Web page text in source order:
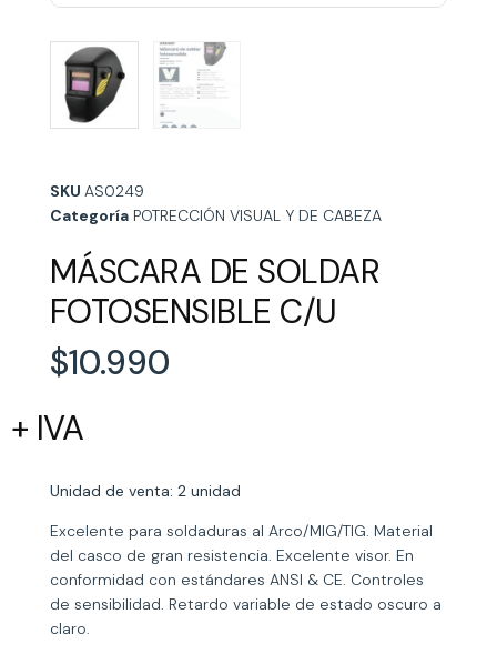
SKU AS0249
Categoría POTRECCIÓN VISUAL Y DE CABEZA
MÁSCARA DE SOLDAR
FOTOSENSIBLE C/U
$10.990
+ IVA
Unidad de venta: 2 unidad
Excelente para soldaduras al Arco/MIG/TIG. Material
del casco de gran resistencia. Excelente visor. En
conformidad con estándares ANSI & CE. Controles
de sensibilidad. Retardo variable de estado oscuro a
claro.